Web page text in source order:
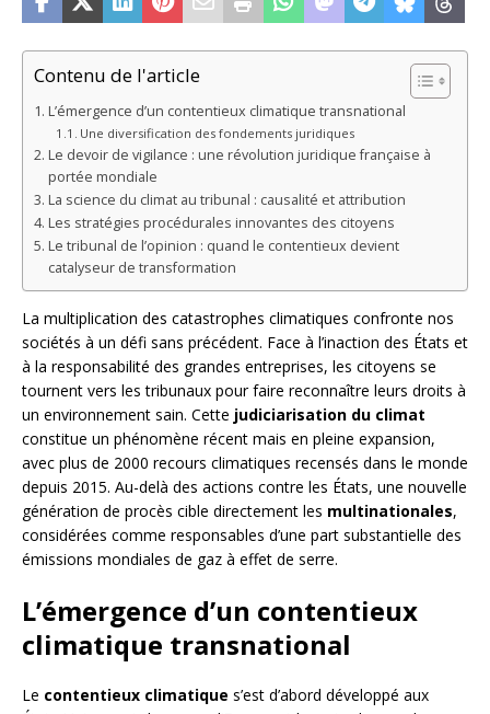
Contenu de l'article
L’émergence d’un contentieux climatique transnational
Une diversification des fondements juridiques
Le devoir de vigilance : une révolution juridique française à
portée mondiale
La science du climat au tribunal : causalité et attribution
Les stratégies procédurales innovantes des citoyens
Le tribunal de l’opinion : quand le contentieux devient
catalyseur de transformation
La multiplication des catastrophes climatiques confronte nos
sociétés à un défi sans précédent. Face à l’inaction des États et
à la responsabilité des grandes entreprises, les citoyens se
tournent vers les tribunaux pour faire reconnaître leurs droits à
un environnement sain. Cette judiciarisation du climat
constitue un phénomène récent mais en pleine expansion,
avec plus de 2000 recours climatiques recensés dans le monde
depuis 2015. Au-delà des actions contre les États, une nouvelle
génération de procès cible directement les multinationales,
considérées comme responsables d’une part substantielle des
émissions mondiales de gaz à effet de serre.
L’émergence d’un contentieux
climatique transnational
Le contentieux climatique s’est d’abord développé aux